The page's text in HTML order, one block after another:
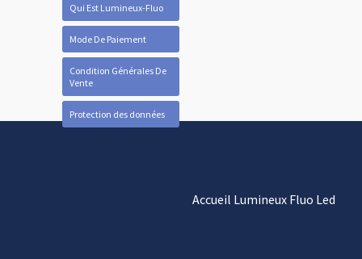
Qui Est Lumineux-Fluo
Mode De Paiement
Condition Générales De
Vente
Protection des données
Accueil Lumineux Fluo Led